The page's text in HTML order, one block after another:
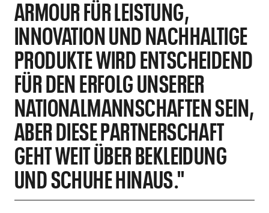
MOUR FÜR LEISTUNG, IN
NOVATION UND NACHHALTIGE PR
ODUKTE WIRD ENTSCHEIDEND FÜ
R DEN ERFOLG UNSERER NA
TIONALMANNSCHAFTEN SEIN, AB
ER DIESE PARTNERSCHAFT GE
HT WEIT ÜBER BEKLEIDUNG UN
D SCHUHE HINAUS."